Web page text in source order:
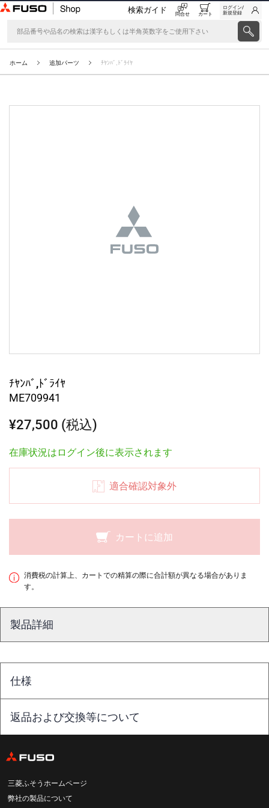
検索ガイド 問合せ カート
ログイン/
新規登録
ホーム 追加パーツ ﾁﾔﾝﾊﾞ,ﾄﾞﾗｲﾔ
ﾁﾔﾝﾊﾞ,ﾄﾞﾗｲﾔ
ME709941
¥27,500 (税込)
在庫状況はログイン後に表示されます
適合確認対象外
カートに追加
消費税の計算上、カートでの精算の際に合計額が異なる場合がありま
す。
製品詳細
仕様
返品および交換等について
三菱ふそうホームページ
弊社の製品について